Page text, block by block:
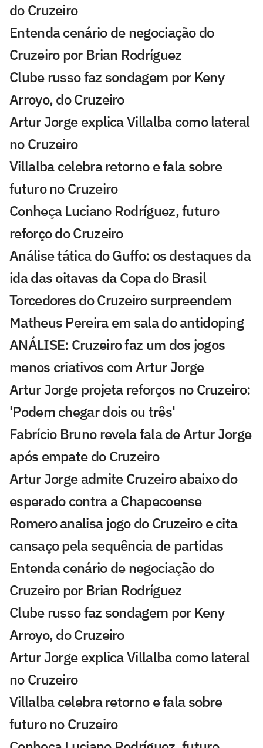
do Cruzeiro
Entenda cenário de negociação do
Cruzeiro por Brian Rodríguez
Clube russo faz sondagem por Keny
Arroyo, do Cruzeiro
Artur Jorge explica Villalba como lateral
no Cruzeiro
Villalba celebra retorno e fala sobre
futuro no Cruzeiro
Conheça Luciano Rodríguez, futuro
reforço do Cruzeiro
Análise tática do Guffo: os destaques da
ida das oitavas da Copa do Brasil
Torcedores do Cruzeiro surpreendem
Matheus Pereira em sala do antidoping
ANÁLISE: Cruzeiro faz um dos jogos
menos criativos com Artur Jorge
Artur Jorge projeta reforços no Cruzeiro:
'Podem chegar dois ou três'
Fabrício Bruno revela fala de Artur Jorge
após empate do Cruzeiro
Artur Jorge admite Cruzeiro abaixo do
esperado contra a Chapecoense
Romero analisa jogo do Cruzeiro e cita
cansaço pela sequência de partidas
Entenda cenário de negociação do
Cruzeiro por Brian Rodríguez
Clube russo faz sondagem por Keny
Arroyo, do Cruzeiro
Artur Jorge explica Villalba como lateral
no Cruzeiro
Villalba celebra retorno e fala sobre
futuro no Cruzeiro